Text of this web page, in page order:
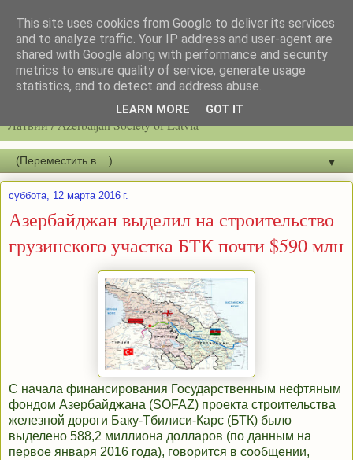
Latvijas azerbaidžāņu biedrību / Общество азербайджанцев
Латвии / Azerbaijan Society of Latvia
▼
суббота, 12 марта 2016 г.
Азербайджан выделил на строительство
грузинского участка БТК почти $590 млн
С начала финансирования Государственным нефтяным
фондом Азербайджана (SOFAZ) проекта строительства
железной дороги Баку-Тбилиси-Карс (БТК) было
выделено 588,2 миллиона долларов (по данным на
первое января 2016 года), говорится в сообщении,
This site uses cookies from Google to deliver its services
and to analyze traffic. Your IP address and user-agent are
shared with Google along with performance and security
metrics to ensure quality of service, generate usage
statistics, and to detect and address abuse.
LEARN MORE GOT IT